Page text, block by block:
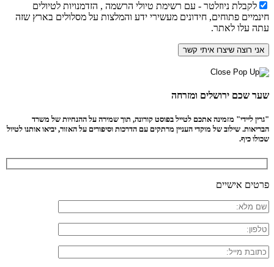
לקבלת ניוזלטר - עם רשימת טיולי הרשמה , הזדמנויות לטיולים
חינמיים פתוחים, חידונים מעשירי ידע והמלצות על מסלולים בארץ שזה
עתה עלו לאתר.
שער שכם ירושלים ומזרחה
"גרין ליידי" מזמינה אתכם לטייל בפוסט קורונה, תוך שמירה על ההנחיות של משרד
הבריאות. שילוב של מוקדי העניין מרתקים עם הדרכות וסיפורים על האזור, יביאו אותנו לטיול
שכולו כיף.
פרטים אישיים